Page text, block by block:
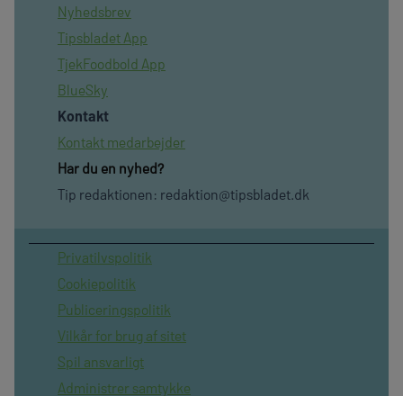
Nyhedsbrev
Tipsbladet App
TjekFoodbold App
BlueSky
Kontakt
Kontakt medarbejder
Har du en nyhed?
Tip redaktionen: redaktion@tipsbladet.dk
Privatilvspolitik
Cookiepolitik
Publiceringspolitik
Vilkår for brug af sitet
Spil ansvarligt
Administrer samtykke